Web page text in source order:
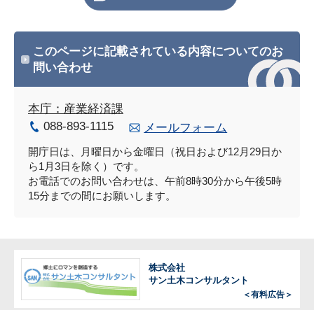
このページに記載されている内容についてのお
問い合わせ
本庁：産業経済課
088-893-1115
メールフォーム
開庁日は、月曜日から金曜日（祝日および12月29日か
ら1月3日を除く）です。
お電話でのお問い合わせは、午前8時30分から午後5時
15分までの間にお願いします。
株式会社
サン土木コンサルタント
＜有料広告＞